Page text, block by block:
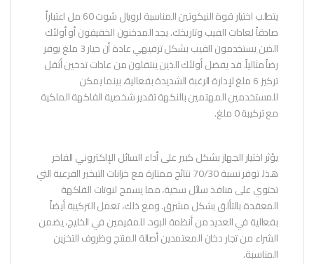
يتطلب اختيار قوة النيكوتين المناسبة لرويال شوت 60 مل اعتباراً
صادقاً لعادات الفيب وتاريخك. يجد المدخنون الخفيفون أو أولئك
الذين يستخدمون الفيب بشكل ترفيهي عادة أن خيار 3 ملغ يوفر
رضاً مثالياً. قد يفضل أولئك الذين ينتقلون من عادات تدخين أثقل
تركيز 6 ملغ لإدارة الرغبة الشديدة بفعالية، بينما يمكن
للمستخدمين المهتمين بالنكهة تقدير شخصية الفاكهة الملكية
مع تركيبة 0 ملغ.
يؤثر اختيار الجهاز بشكل كبير على أداء السائل الإلكتروني الفاخر
هذا. توفر نسبة 70/30 نتائج ممتازة مع خزانات التبخير الفرعية التي
تحتوي على منافذ سائل سخية، مما يسمح لنوتات الفاكهة
المعقدة بالتألق بشكل مشرق. ومع ذلك، تعمل التركيبة أيضاً
بفعالية في العديد من أنظمة البود. للمقيمين في الخليج، يضمن
الشراء من تجار دخان المعتمدين أصالة المنتج وظروف التخزين
المناسبة.